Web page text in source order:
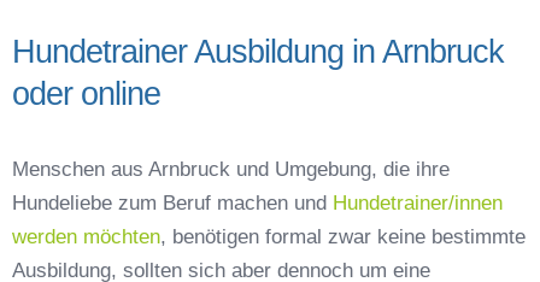
Hundetrainer Ausbildung in Arnbruck
oder online
Menschen aus Arnbruck und Umgebung, die ihre
Hundeliebe zum Beruf machen und Hundetrainer/innen
werden möchten, benötigen formal zwar keine bestimmte
Ausbildung, sollten sich aber dennoch um eine